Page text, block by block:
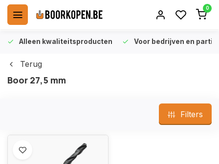
0
Alleen kwaliteitsproducten Voor bedrijven en
Terug
Boor 27,5 mm
Filters